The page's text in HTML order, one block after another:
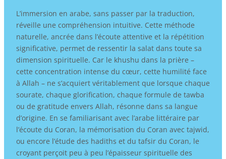
L’immersion en arabe, sans passer par la traduction,
réveille une compréhension intuitive. Cette méthode
naturelle, ancrée dans l’écoute attentive et la répétition
significative, permet de ressentir la salat dans toute sa
dimension spirituelle. Car le khushu dans la prière –
cette concentration intense du cœur, cette humilité face
à Allah – ne s’acquiert véritablement que lorsque chaque
sourate, chaque glorification, chaque formule de tawba
ou de gratitude envers Allah, résonne dans sa langue
d’origine. En se familiarisant avec l’arabe littéraire par
l’écoute du Coran, la mémorisation du Coran avec tajwid,
ou encore l’étude des hadiths et du tafsir du Coran, le
croyant perçoit peu à peu l’épaisseur spirituelle des